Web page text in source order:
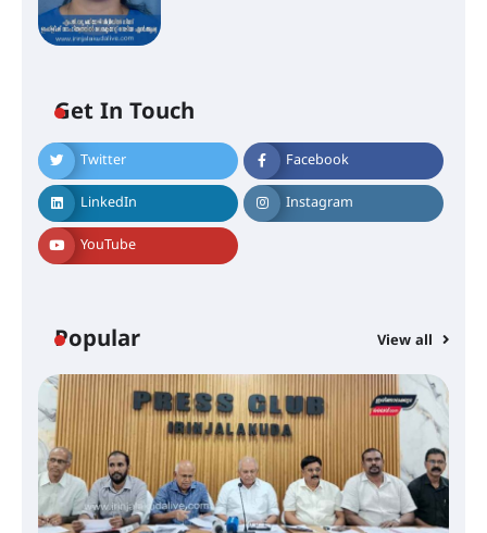
Get In Touch
Twitter Facebook
LinkedIn Instagram
YouTube
Popular View all
ശക്തമായ കാറ്റിന് സാധ്യത –
ആഗസ്റ്റ് 12 വരെ മഴ തുടരും,
തൃശൂർ ജില്ലയിൽ മഞ്ഞ അലർട്ട്
ശക്തമായ മഴ തുടരുന്നു – തൃശൂർ
എം.ജി. യൂണിവേഴ്‌സിറ്റിയിൽ നിന്ന്
ഇംഗ്ളീഷ് സാഹിത്യത്തിൽ
ഡോക്ടറേറ്റ് നേടിയ എൻ. ആര്യ